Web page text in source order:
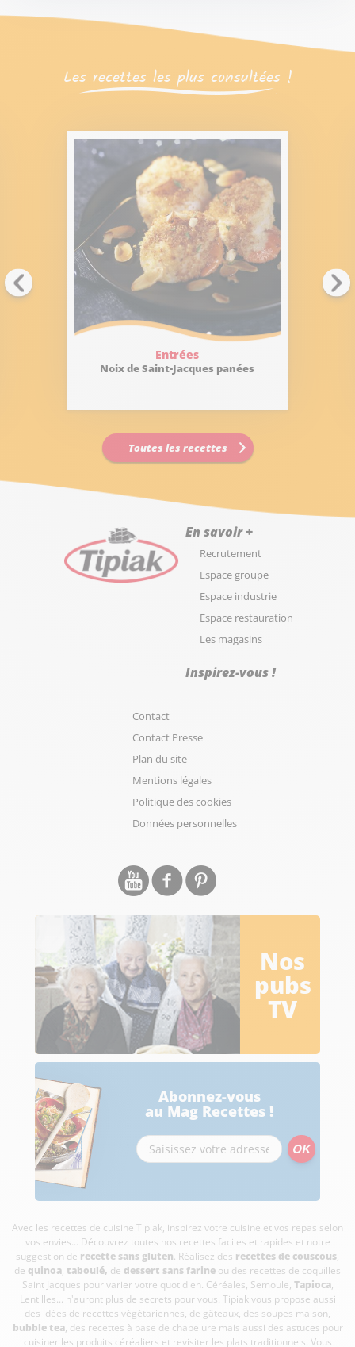
Les recettes les plus consultées !
Entrées
Noix de Saint-Jacques panées
Toutes les recettes
En savoir +
Recrutement
Espace groupe
Espace industrie
Espace restauration
Les magasins
Inspirez-vous !
Contact
Contact Presse
Plan du site
Mentions légales
Politique des cookies
Données personnelles
Nos
pubs
TV
Abonnez-vous
au Mag Recettes !
Avec les recettes de cuisine Tipiak, inspirez votre cuisine et vos repas selon
vos envies... Découvrez toutes nos recettes faciles et rapides et notre
suggestion de recette sans gluten. Réalisez des recettes de couscous,
de quinoa, taboulé, de dessert sans farine ou des recettes de coquilles
Saint Jacques pour varier votre quotidien. Céréales, Semoule, Tapioca,
Lentilles... n'auront plus de secrets pour vous. Tipiak vous propose aussi
des idées de recettes végétariennes, de gâteaux, des soupes maison,
bubble tea, des recettes à base de chapelure mais aussi des astuces pour
cuisiner les produits céréaliers et revisiter les plats traditionnels. Vous